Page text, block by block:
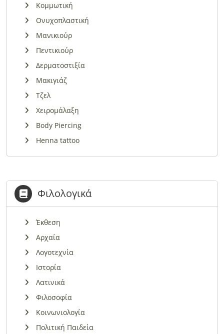
Κομμωτική
Ονυχοπλαστική
Μανικιούρ
Πεντικιούρ
Δερματοστιξία
Μακιγιάζ
Τζελ
Χειρομάλαξη
Body Piercing
Henna tattoo
Φιλολογικά
Έκθεση
Αρχαία
Λογοτεχνία
Ιστορία
Λατινικά
Φιλοσοφία
Κοινωνιολογία
Πολιτική Παιδεία